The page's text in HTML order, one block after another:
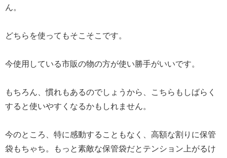
ん。
どちらを使ってもそこそこです。
今使用している市販の物の方が使い勝手がいいです。
もちろん、慣れもあるのでしょうから、こちらもしばらく
すると使いやすくなるかもしれません。
今のところ、特に感動することもなく、高額な割りに保管
袋もちゃち。もっと素敵な保管袋だとテンション上がるけ